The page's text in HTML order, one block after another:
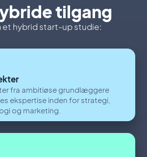
tilgang
et hybrid start-up studie:
fra ambitiøse grundlæggere
ekspertise inden for strategi,
og marketing.